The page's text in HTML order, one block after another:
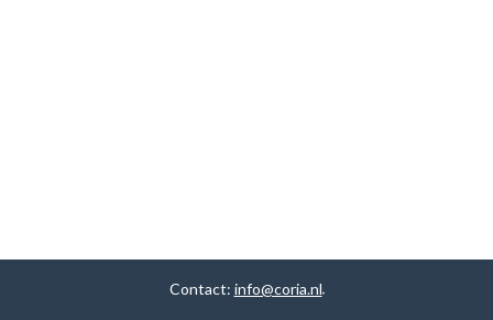
Contact: info@coria.nl.